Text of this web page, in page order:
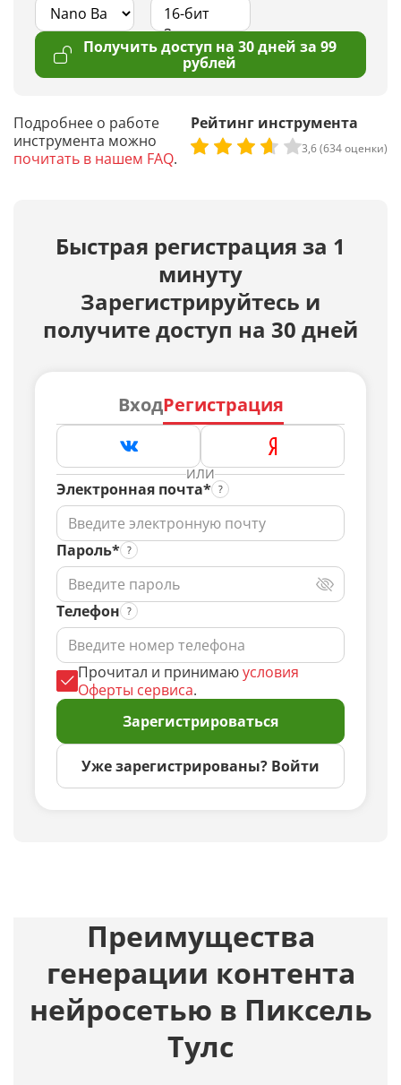
Получить доступ на 30 дней за 99
рублей
Подробнее о работе
инструмента можно
почитать в нашем FAQ.
Рейтинг инструмента
3,6 (634 оценки)
Быстрая регистрация за 1
минуту
Зарегистрируйтесь и
получите доступ на 30 дней
ВходРегистрация
ИЛИ
Электронная почта*
Пароль*
Телефон
Прочитал и принимаюусловия
Оферты сервиса.
Зарегистрироваться
Уже зарегистрированы? Войти
Преимущества
генерации контента
нейросетью в Пиксель
Тулс